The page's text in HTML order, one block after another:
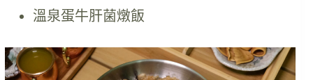
溫泉蛋牛肝菌燉飯